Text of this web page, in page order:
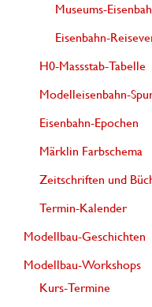
Museums-
Eisenbahn-
H0-Massstab-Tabelle
Modelleisenbahn-
Eisenbahn-Epochen
Märklin Farbschema
Zeitschriften und
Termin-Kalender
Modellbau-Geschichten
Modellbau-Workshops
Kurs-Termine